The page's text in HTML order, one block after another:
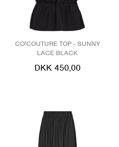
CO'COUTURE TOP - SUNNY
LACE BLACK
DKK 450,00